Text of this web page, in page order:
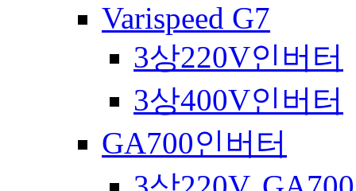
Varispeed G7
3상220V인버터
3상400V인버터
GA700인버터